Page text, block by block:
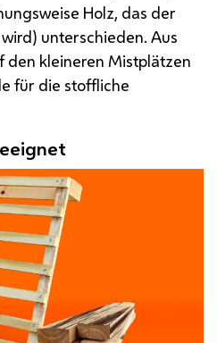
Holz, das der
unterschieden. Aus
den kleineren Mistplätzen
für die stoffliche